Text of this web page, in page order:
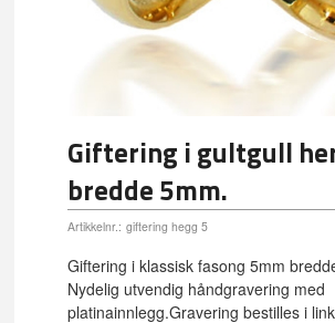
Giftering i gultgull
bredde 5mm.
Artikkelnr.: giftering hegg 5
Giftering i klassisk fasong 5mm
Nydelig utvendig håndgravering med
platinainnlegg.Gravering bestilles i